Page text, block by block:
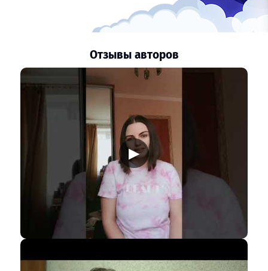
Отзывы авторов
▶